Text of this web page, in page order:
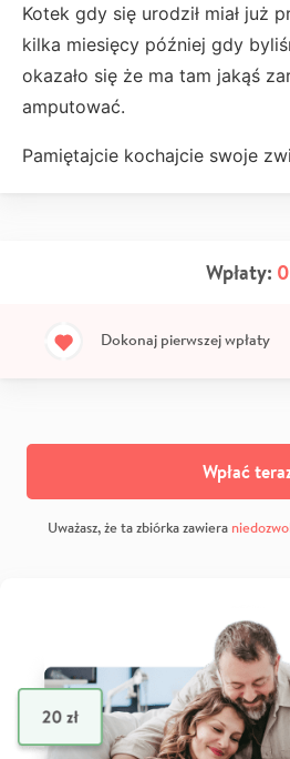
Kotek gdy się urodził miał już
kilka miesięcy później gdy
okazało się że ma tam jakąś
amputować.
Pamiętajcie kochajcie swoje
Wpłaty: 0
Dokonaj pierwszej wpłaty
Wpłać
Uważasz, że ta zbiórka zawiera